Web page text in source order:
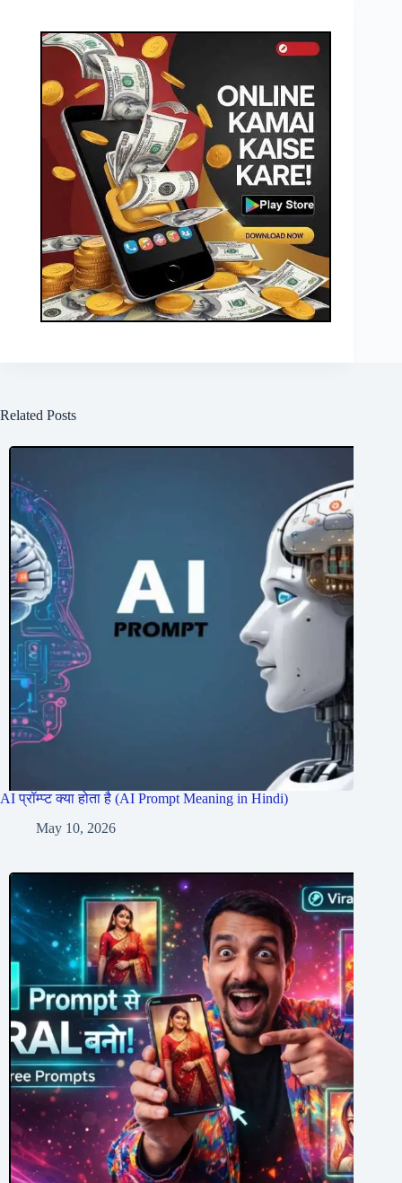
Related Posts
AI प्रॉम्प्ट क्या होता है (AI Prompt Meaning in Hindi)
May 10, 2026